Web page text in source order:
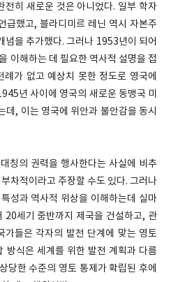
전히 새로운 것은 아니었다. 일부 학자
급했고, 블라디미르 레닌 역시 자본주
을 추가했다. 그러나 1953년이 되어
이해하는 데 필요한 역사적 설명을 접
가 없고 예상치 못한 정도로 영국에
년 사이에 영국의 새로운 동맹국 미
데, 이는 영국에 위안과 불안감을 동시
칭의 권력을 행사한다는 사실에 비추
차적이라고 주장할 수도 있다. 그러나
성과 역사적 위상을 이해하는데 실마
20세기 중반까지 제국을 건설하고, 관
가들은 각자의 발전 단계에 맞는 영토
방식은 세계를 위한 발전 계획과 다름
당한 수준의 영토 통제가 확립된 후에